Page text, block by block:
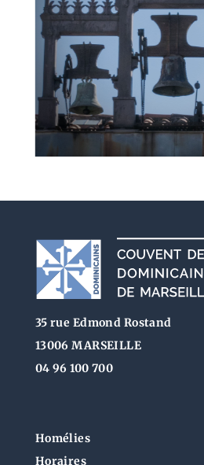
35 rue Edmond Rostand
13006 MARSEILLE
04 96 100 700
Homélies
Horaires